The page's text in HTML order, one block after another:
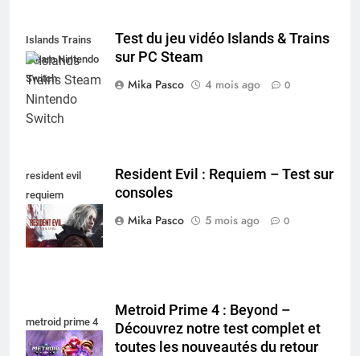
Islands Trains
Steam Nintendo
Switch
Test du jeu vidéo Islands & Trains
sur PC Steam
Mika Pasco
4 mois ago 0
resident evil
requiem
nintendo switch
Resident Evil : Requiem – Test sur
consoles
Mika Pasco
5 mois ago 0
metroid prime 4
Metroid Prime 4 : Beyond –
Découvrez notre test complet et
toutes les nouveautés du retour